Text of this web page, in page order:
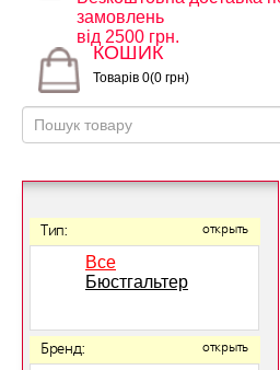
замовлень
від 2500 грн.
КОШИК
Товарів 0(0 грн)
Тип: открыть
Все
Бюстгальтер
Бренд: открыть